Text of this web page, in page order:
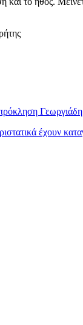
Γεωργιάδη
έχουν